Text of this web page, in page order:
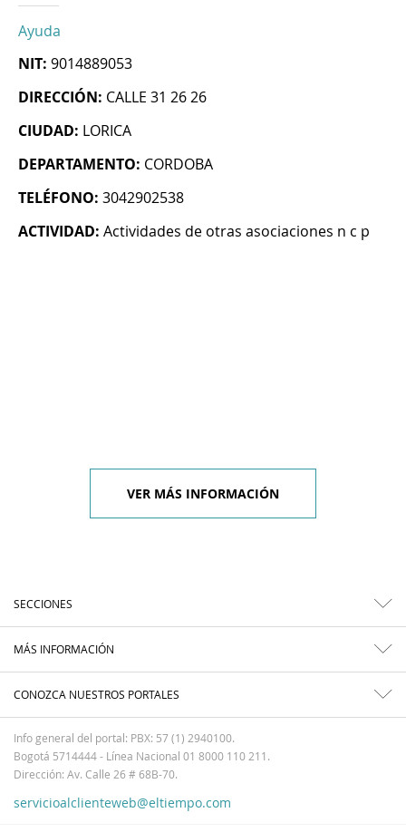
Ayuda
NIT: 9014889053
DIRECCIÓN: CALLE 31 26 26
CIUDAD: LORICA
DEPARTAMENTO: CORDOBA
TELÉFONO: 3042902538
ACTIVIDAD: Actividades de otras asociaciones n c p
VER MÁS INFORMACIÓN
SECCIONES
MÁS INFORMACIÓN
CONOZCA NUESTROS PORTALES
Info general del portal: PBX: 57 (1) 2940100.
Bogotá 5714444 - Línea Nacional 01 8000 110 211.
Dirección: Av. Calle 26 # 68B-70.
servicioalclienteweb@eltiempo.com